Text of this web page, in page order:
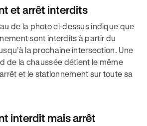
et arrêt interdits
de la photo ci-dessus indique que
sont interdits à partir du
la prochaine intersection. Une
de la chaussée détient le même
et le stationnement sur toute sa
interdit mais arrêt